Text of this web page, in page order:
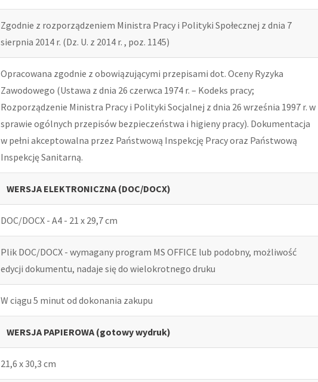
Zgodnie z rozporządzeniem Ministra Pracy i Polityki Społecznej z dnia 7
sierpnia 2014 r. (Dz. U. z 2014 r. , poz. 1145)
Opracowana zgodnie z obowiązującymi przepisami dot. Oceny Ryzyka
Zawodowego (Ustawa z dnia 26 czerwca 1974 r. – Kodeks pracy;
Rozporządzenie Ministra Pracy i Polityki Socjalnej z dnia 26 września 1997 r. w
sprawie ogólnych przepisów bezpieczeństwa i higieny pracy). Dokumentacja
w pełni akceptowalna przez Państwową Inspekcję Pracy oraz Państwową
Inspekcję Sanitarną.
WERSJA ELEKTRONICZNA (DOC/DOCX)
DOC/DOCX - A4 - 21 x 29,7 cm
Plik DOC/DOCX - wymagany program MS OFFICE lub podobny, możliwość
edycji dokumentu, nadaje się do wielokrotnego druku
W ciągu 5 minut od dokonania zakupu
WERSJA PAPIEROWA (gotowy wydruk)
21,6 x 30,3 cm